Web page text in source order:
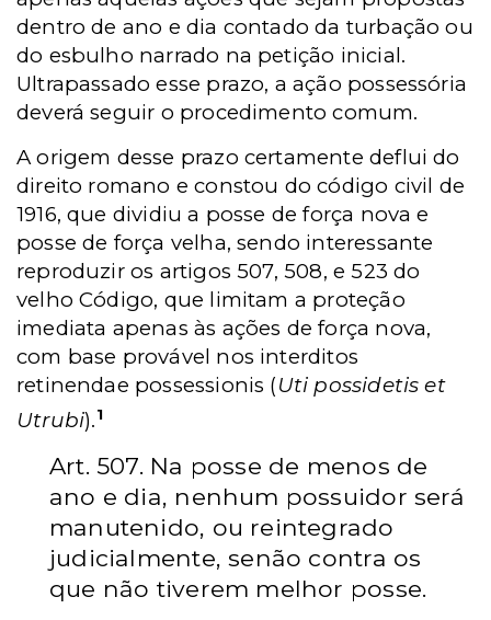
dentro de ano e dia contado da turbação ou
do esbulho narrado na petição inicial.
Ultrapassado esse prazo, a ação possessória
deverá seguir o procedimento comum.
A origem desse prazo certamente deflui do
direito romano e constou do código civil de
1916, que dividiu a posse de força nova e
posse de força velha, sendo interessante
reproduzir os artigos 507, 508, e 523 do
velho Código, que limitam a proteção
imediata apenas às ações de força nova,
com base provável nos interditos
retinendae possessionis (Uti possidetis et
Utrubi).1
Art. 507. Na posse de menos de
ano e dia, nenhum possuidor será
manutenido, ou reintegrado
judicialmente, senão contra os
que não tiverem melhor posse.